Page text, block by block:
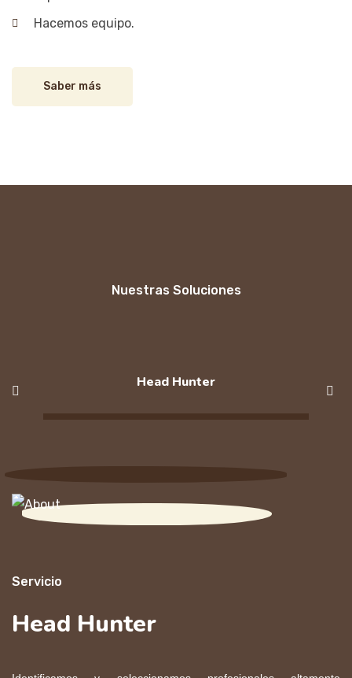
Hacemos equipo.
Saber más
Nuestras Soluciones
Head Hunter
Servicio
Head Hunter